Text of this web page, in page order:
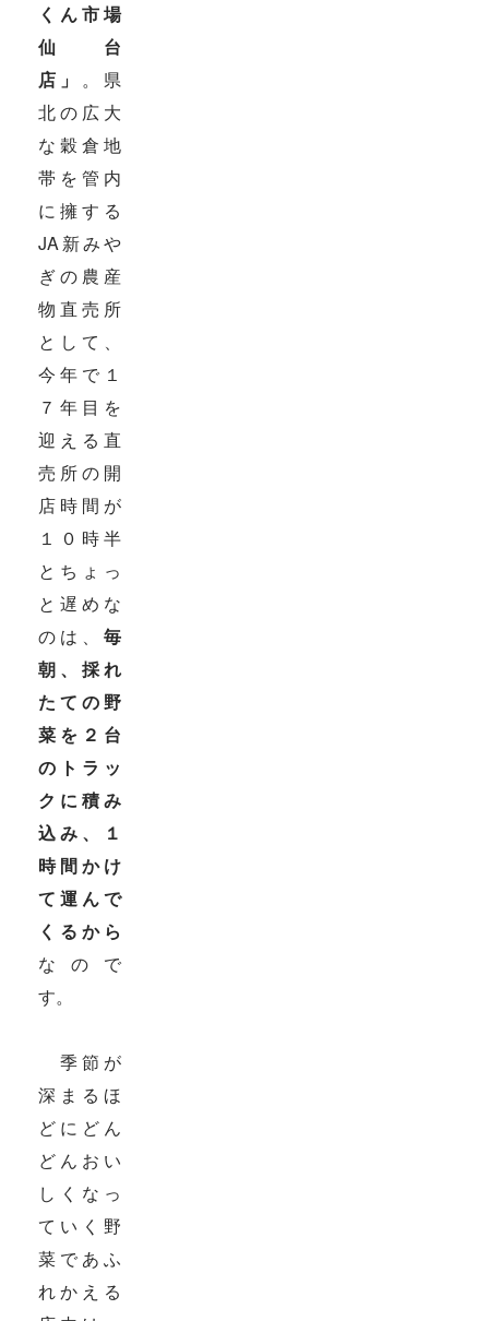
くん市場
仙台
店」 。県
北の広大
な穀倉地
帯を管内
に擁する
JA新みや
ぎの農産
物直売所
として、
今年で１
７年目を
迎える直
売所の開
店時間が
１０時半
とちょっ
と遅めな
のは、毎
朝、採れ
たての野
菜を２台
のトラッ
クに積み
込み、１
時間かけ
て運んで
くるから
なので
す。
季節が
深まるほ
どにどん
どんおい
しくなっ
ていく野
菜であふ
れかえる